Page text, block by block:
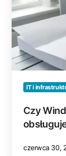
Print
obsługuje
zszywanie
wykańczanie?
IT i
Czy
czerwca 30,